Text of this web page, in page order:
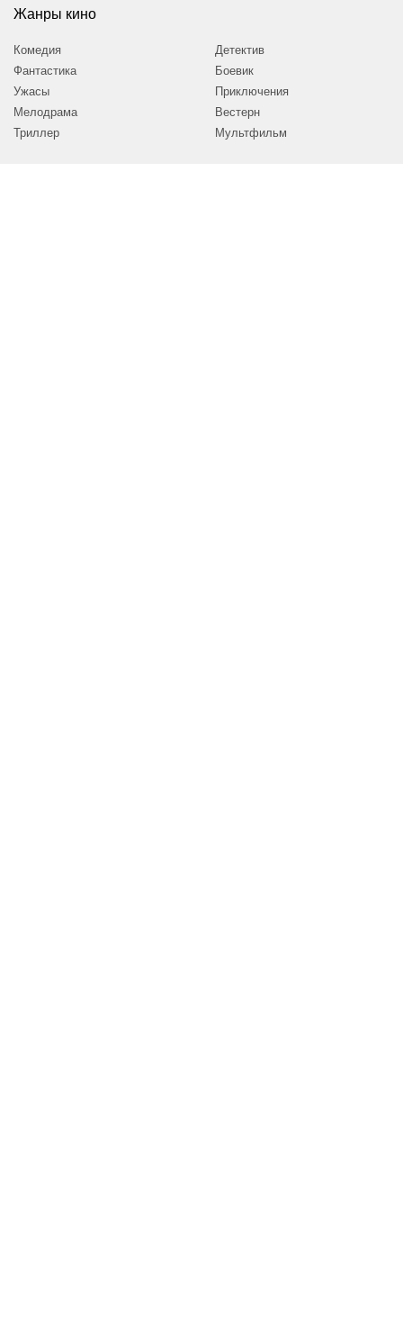
Жанры кино
Комедия
Фантастика
Ужасы
Мелодрама
Триллер
Детектив
Боевик
Приключения
Вестерн
Мультфильм